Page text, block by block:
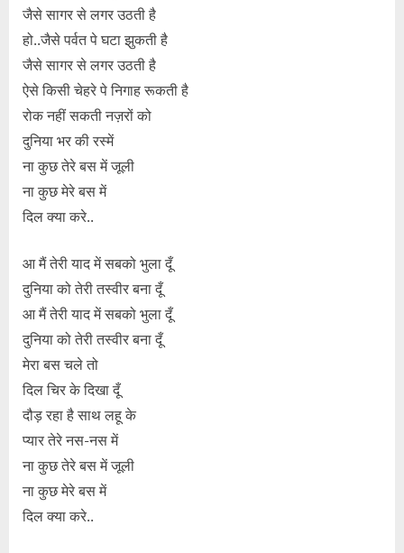
जैसे सागर से लगर उठती है
हो..जैसे पर्वत पे घटा झुकती है
जैसे सागर से लगर उठती है
ऐसे किसी चेहरे पे निगाह रूकती है
रोक नहीं सकती नज़रों को
दुनिया भर की रस्में
ना कुछ तेरे बस में जूली
ना कुछ मेरे बस में
दिल क्या करे..
आ मैं तेरी याद में सबको भुला दूँ
दुनिया को तेरी तस्वीर बना दूँ
आ मैं तेरी याद में सबको भुला दूँ
दुनिया को तेरी तस्वीर बना दूँ
मेरा बस चले तो
दिल चिर के दिखा दूँ
दौड़ रहा है साथ लहू के
प्यार तेरे नस-नस में
ना कुछ तेरे बस में जूली
ना कुछ मेरे बस में
दिल क्या करे..